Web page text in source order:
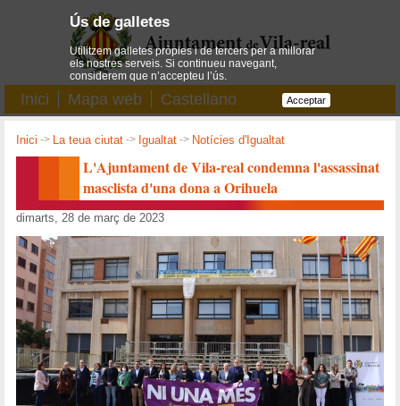
Inici Mapa web Castellano
Inici -> La teua ciutat -> Igualtat -> Notícies d'Igualtat
L'Ajuntament de Vila-real condemna l'assassinat
masclista d'una dona a Orihuela
dimarts, 28 de març de 2023
Ús de galletes
Utilitzem galletes pròpies i de tercers per a millorar
els nostres serveis. Si continueu navegant,
considerem que n’accepteu l’ús.
Acceptar